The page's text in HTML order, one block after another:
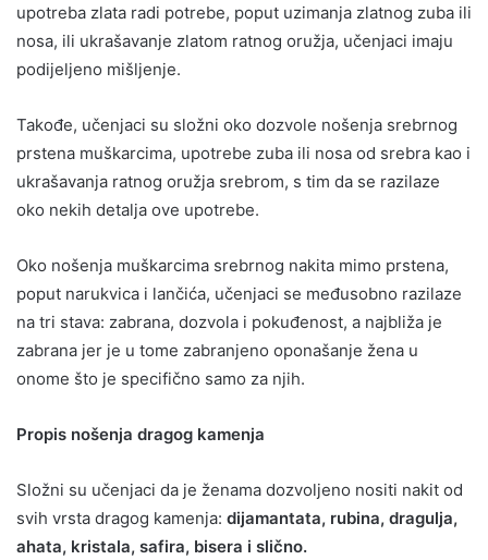
upotreba zlata radi potrebe, poput uzimanja zlatnog zuba ili
nosa, ili ukrašavanje zlatom ratnog oružja, učenjaci imaju
podijeljeno mišljenje.
Takođe, učenjaci su složni oko dozvole nošenja srebrnog
prstena muškarcima, upotrebe zuba ili nosa od srebra kao i
ukrašavanja ratnog oružja srebrom, s tim da se razilaze
oko nekih detalja ove upotrebe.
Oko nošenja muškarcima srebrnog nakita mimo prstena,
poput narukvica i lančića, učenjaci se međusobno razilaze
na tri stava: zabrana, dozvola i pokuđenost, a najbliža je
zabrana jer je u tome zabranjeno oponašanje žena u
onome što je specifično samo za njih.
Propis nošenja dragog kamenja
Složni su učenjaci da je ženama dozvoljeno nositi nakit od
svih vrsta dragog kamenja: dijamantata, rubina, dragulja,
ahata, kristala, safira, bisera i slično.